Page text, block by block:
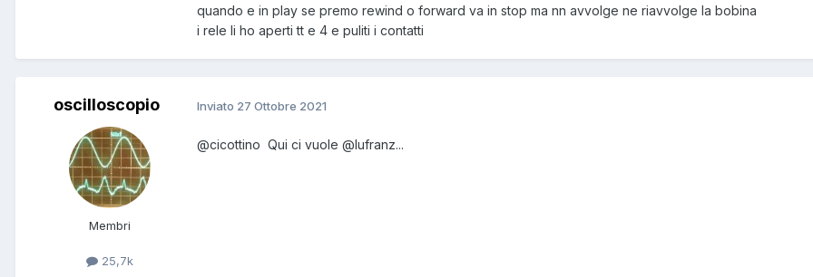
quando e in play se premo rewind o forward va in stop ma nn avvolge ne riavvolge la bobina
i rele li ho aperti tt e 4 e puliti i contatti
oscilloscopio
Membri
25,7k
Inviato 27 Ottobre 2021
@cicottino Qui ci vuole @lufranz...